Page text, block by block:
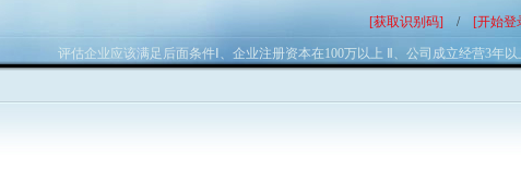
[获取识别码] / [开始登
评估企业应该满足后面条件Ⅰ、企业注册资本在100万以上 Ⅱ、公司成立经营